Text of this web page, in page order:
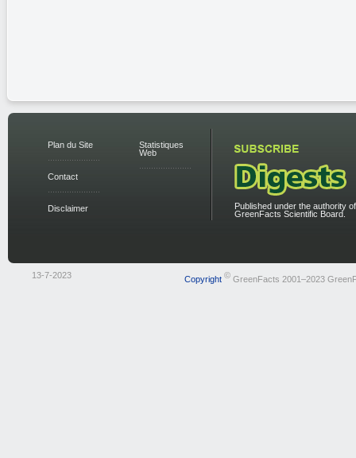
Plan du Site
Contact
Disclaimer
Statistiques
Web
Published under the authority
GreenFacts Scientific Board.
13-7-2023 Copyright ©GreenFacts 2001–2023